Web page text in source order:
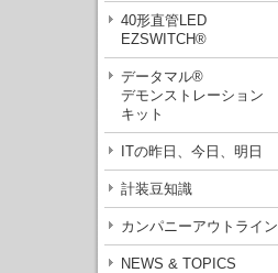
40形直管LED
EZSWITCH®
データマル®
デモンストレーション
キット
ITの昨日、今日、明日
計装豆知識
カンパニーアウトライン
NEWS & TOPICS